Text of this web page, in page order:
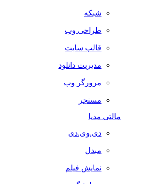
شبکه
طراحی وب
قالب سایت
مدیریت دانلود
مرورگر وب
مسنجر
مالتی مدیا
دی.وی.دی
مبدل
نمایش فیلم